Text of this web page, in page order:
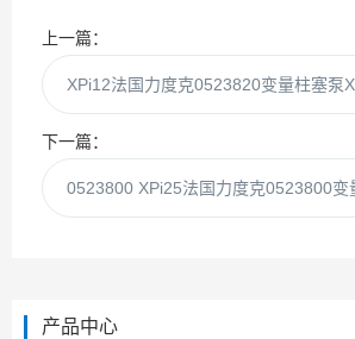
上一篇：
XPi12法国力度克0523820变量柱塞泵
下一篇：
产品中心